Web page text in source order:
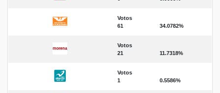
Votos
61
34.0782%
Votos
21
11.7318%
Votos
1
0.5586%